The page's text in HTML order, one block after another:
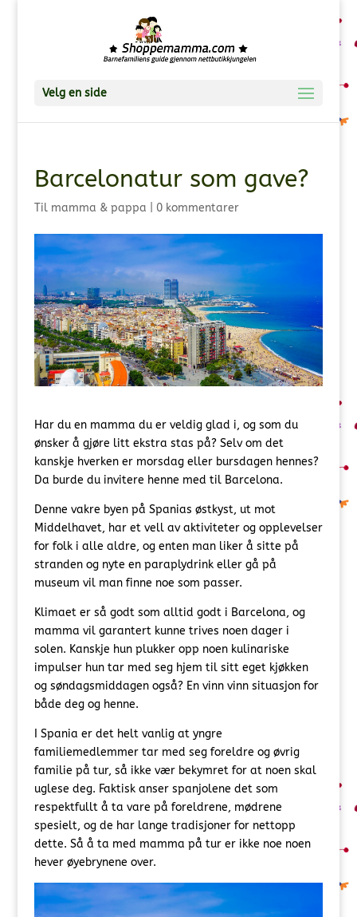
Velg en side
Barcelonatur som gave?
Til mamma & pappa 0 kommentarer
Har du en mamma du er veldig glad i, og som du
ønsker å gjøre litt ekstra stas på? Selv om det
kanskje hverken er morsdag eller bursdagen hennes?
Da burde du invitere henne med til Barcelona.
Denne vakre byen på Spanias østkyst, ut mot
Middelhavet, har et vell av aktiviteter og opplevelser
for folk i alle aldre, og enten man liker å sitte på
stranden og nyte en paraplydrink eller gå på
museum vil man finne noe som passer.
Klimaet er så godt som alltid godt i Barcelona, og
mamma vil garantert kunne trives noen dager i
solen. Kanskje hun plukker opp noen kulinariske
impulser hun tar med seg hjem til sitt eget kjøkken
og søndagsmiddagen også? En vinn vinn situasjon for
både deg og henne.
I Spania er det helt vanlig at yngre
familiemedlemmer tar med seg foreldre og øvrig
familie på tur, så ikke vær bekymret for at noen skal
uglese deg. Faktisk anser spanjolene det som
respektfullt å ta vare på foreldrene, mødrene
spesielt, og de har lange tradisjoner for nettopp
dette. Så å ta med mamma på tur er ikke noe noen
hever øyebrynene over.